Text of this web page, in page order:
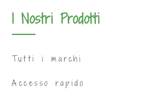
I Nostri Prodotti
Tutti i marchi
Accesso rapido